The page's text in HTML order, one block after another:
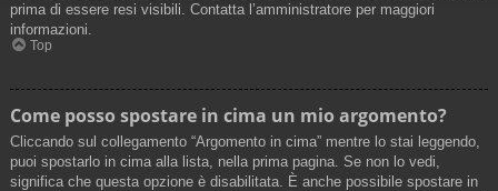
prima di essere resi visibili. Contatta l’amministratore per maggiori
informazioni.
Top
Come posso spostare in cima un mio argomento?
Cliccando sul collegamento “Argomento in cima” mentre lo stai leggendo,
puoi spostarlo in cima alla lista, nella prima pagina. Se non lo vedi,
significa che questa opzione è disabilitata. È anche possibile spostare in